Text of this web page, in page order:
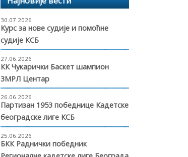
30.07.2026
Курс за нове судије и помоћне
судије КСБ
27.06.2026
КК Чукарички Баскет шампион
3МРЛ Центар
26.06.2026
Партизан 1953 победнице Кадетске
београдске лиге КСБ
25.06.2026
БКК Раднички победник